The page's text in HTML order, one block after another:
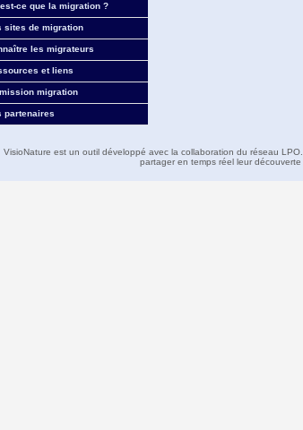
ce que la migration ?
sites de migration
les migrateurs
et liens
migration
partenaires
VisioNature est un outil développé avec la collaboration du réseau
partager en temps réel leur